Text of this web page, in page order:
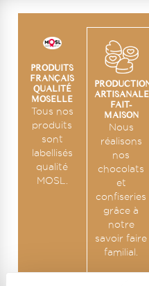
PRODUITS
FRANÇAIS
QUALITÉ
MOSELLE
Tous nos
produits
sont
labellisés
qualité
MOSL.
ARTISANALE
FAIT-
MAISON
Nous
réalisons
nos
chocolats
et
confiseries
grâce à
notre
savoir faire
familial.